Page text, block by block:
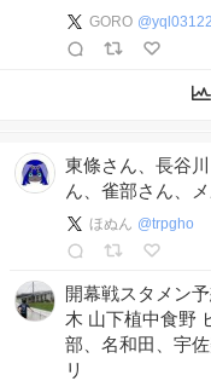
GORO @yql03122
東條さん、長谷川
ん、雀部さん、
ほぬん @trpgho
開幕戦スタメン
木 山下植中食野
部、名和田、宇
リ